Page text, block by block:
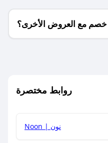
مع العروض الأخرى؟
روابط مختصرة
Noon | نون